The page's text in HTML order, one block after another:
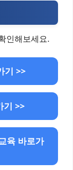
인해보세요.
기 >>
기 >>
육 바로가